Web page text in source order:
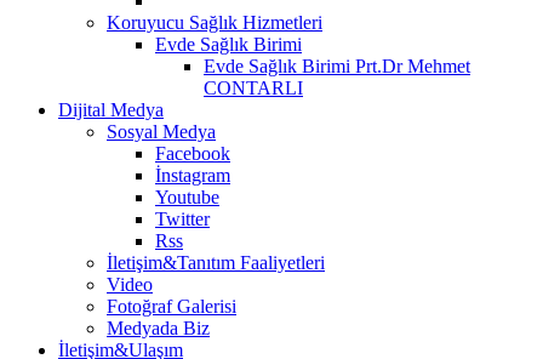
Koruyucu Sağlık Hizmetleri
Evde Sağlık Birimi
Evde Sağlık Birimi Prt.Dr Mehmet
CONTARLI
Dijital Medya
Sosyal Medya
Facebook
İnstagram
Youtube
Twitter
Rss
İletişim&Tanıtım Faaliyetleri
Video
Fotoğraf Galerisi
Medyada Biz
İletişim&Ulaşım